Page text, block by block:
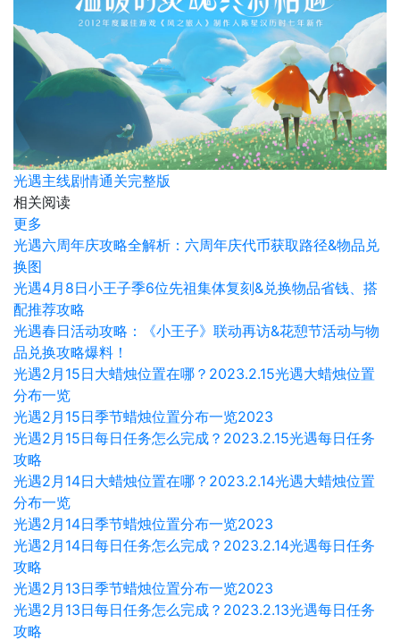
光遇主线剧情通关完整版
相关阅读
更多
光遇六周年庆攻略全解析：六周年庆代币获取路径&物品兑
换图
光遇4月8日小王子季6位先祖集体复刻&兑换物品省钱、搭
配推荐攻略
光遇春日活动攻略：《小王子》联动再访&花憩节活动与物
品兑换攻略爆料！
光遇2月15日大蜡烛位置在哪？2023.2.15光遇大蜡烛位置
分布一览
光遇2月15日季节蜡烛位置分布一览2023
光遇2月15日每日任务怎么完成？2023.2.15光遇每日任务
攻略
光遇2月14日大蜡烛位置在哪？2023.2.14光遇大蜡烛位置
分布一览
光遇2月14日季节蜡烛位置分布一览2023
光遇2月14日每日任务怎么完成？2023.2.14光遇每日任务
攻略
光遇2月13日季节蜡烛位置分布一览2023
光遇2月13日每日任务怎么完成？2023.2.13光遇每日任务
攻略